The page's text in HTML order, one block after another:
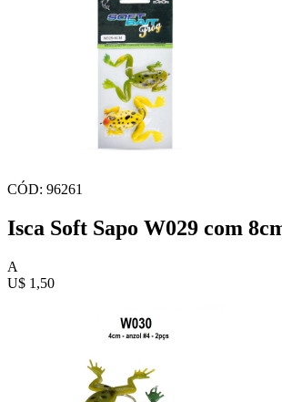
CÓD: 96261
Isca Soft Sapo W029 com
A
U$ 1,50